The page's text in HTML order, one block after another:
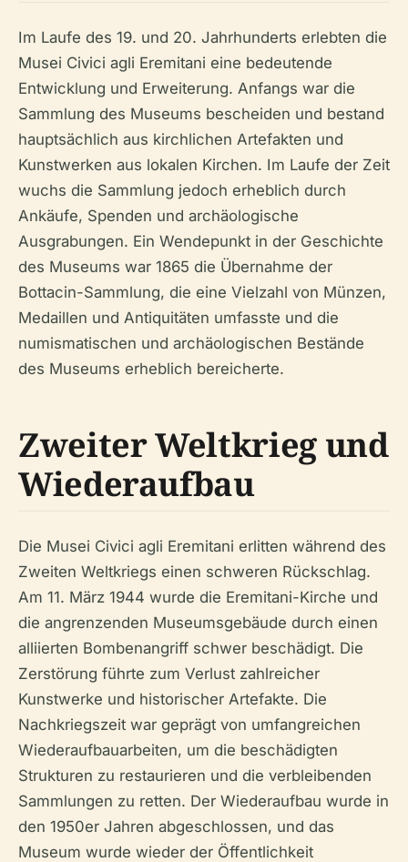
Im Laufe des 19. und 20. Jahrhunderts erlebten die
Musei Civici agli Eremitani eine bedeutende
Entwicklung und Erweiterung. Anfangs war die
Sammlung des Museums bescheiden und bestand
hauptsächlich aus kirchlichen Artefakten und
Kunstwerken aus lokalen Kirchen. Im Laufe der Zeit
wuchs die Sammlung jedoch erheblich durch
Ankäufe, Spenden und archäologische
Ausgrabungen. Ein Wendepunkt in der Geschichte
des Museums war 1865 die Übernahme der
Bottacin-Sammlung, die eine Vielzahl von Münzen,
Medaillen und Antiquitäten umfasste und die
numismatischen und archäologischen Bestände
des Museums erheblich bereicherte.
Zweiter Weltkrieg und
Wiederaufbau
Die Musei Civici agli Eremitani erlitten während des
Zweiten Weltkriegs einen schweren Rückschlag.
Am 11. März 1944 wurde die Eremitani-Kirche und
die angrenzenden Museumsgebäude durch einen
alliierten Bombenangriff schwer beschädigt. Die
Zerstörung führte zum Verlust zahlreicher
Kunstwerke und historischer Artefakte. Die
Nachkriegszeit war geprägt von umfangreichen
Wiederaufbauarbeiten, um die beschädigten
Strukturen zu restaurieren und die verbleibenden
Sammlungen zu retten. Der Wiederaufbau wurde in
den 1950er Jahren abgeschlossen, und das
Museum wurde wieder der Öffentlichkeit